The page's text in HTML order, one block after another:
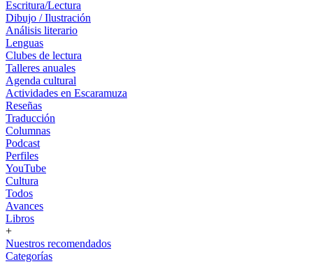
Escritura/Lectura
Dibujo / Ilustración
Análisis literario
Lenguas
Clubes de lectura
Talleres anuales
Agenda cultural
Actividades en Escaramuza
Reseñas
Traducción
Columnas
Podcast
Perfiles
YouTube
Cultura
Todos
Avances
Libros
+
Nuestros recomendados
Categorías